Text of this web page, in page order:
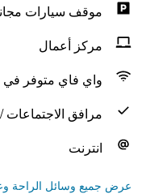
موقف سيارات
مركز أعمال
واي فاي متوفر في
مرافق الاجتماعات /
انترنت
عرض جميع وسائل الراحة